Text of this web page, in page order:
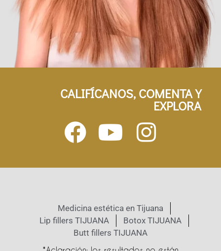
CALIFÍCANOS, COMENTA Y
EXPLORA
Medicina estética en Tijuana
Lip fillers TIJUANA
Botox TIJUANA
Butt fillers TIJUANA